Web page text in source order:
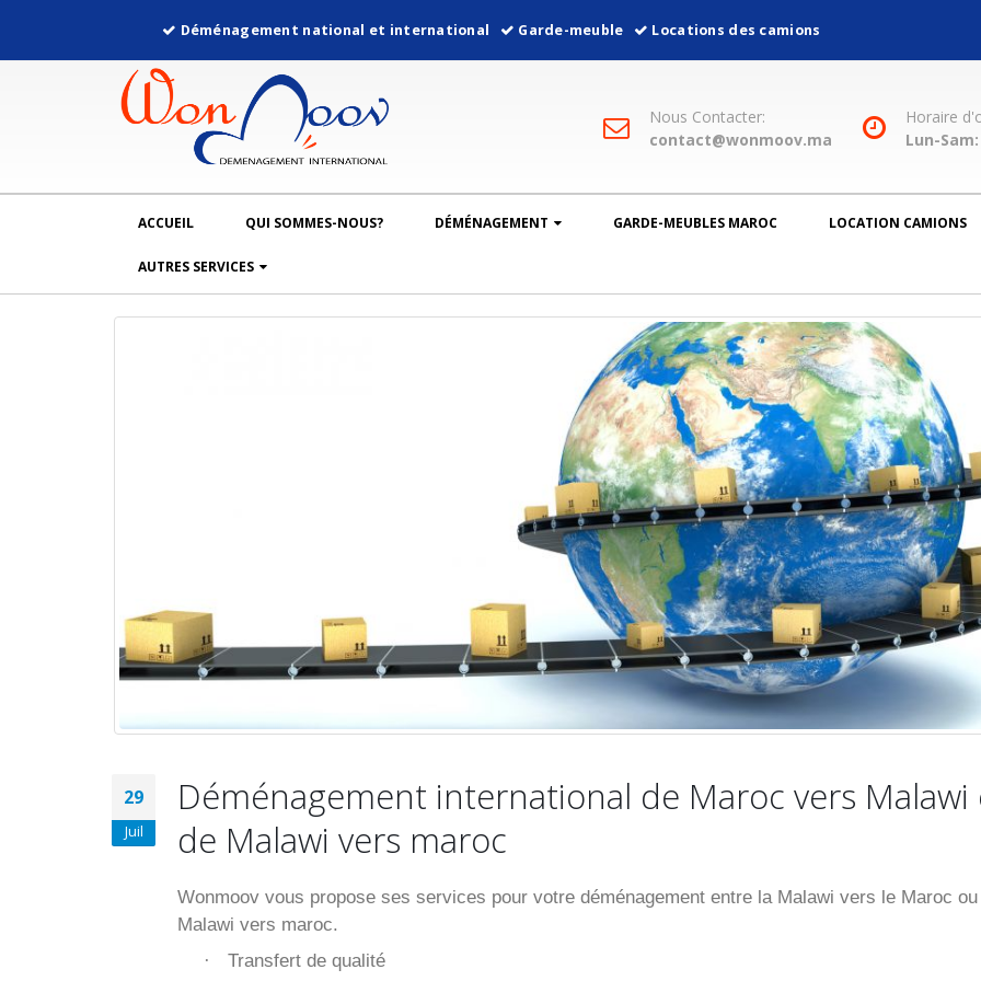
Déménagement national et international Garde-meuble Locations des camions
Nous Contacter:
contact@wonmoov.ma
Horaire
Lun-
ACCUEIL QUI SOMMES-NOUS? DÉMÉNAGEMENT GARDE-MEUBLES MAROC LOCATION CAMIONS
AUTRES SERVICES
29
Juil
Déménagement international de Maroc vers Malawi
de Malawi vers maroc
Wonmoov vous propose ses services pour votre déménagement entre la Malawi vers le Maroc ou
Malawi vers maroc.
· Transfert de qualité